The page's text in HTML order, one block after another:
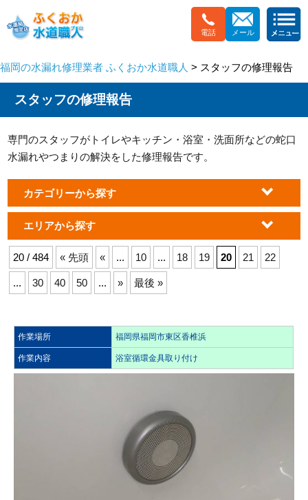
電話 メール
福岡の水漏れ修理業者 ふくおか水道職人 > スタッフの修理報告
スタッフの修理報告
専門のスタッフがトイレやキッチン・浴室・洗面所などの蛇口
水漏れやつまりの解決をした修理報告です。
カテゴリーから探す
エリアから探す
20 / 484 « 先頭 « ... 10 ... 18 19 20 21 22
... 30 40 50 ... » 最後 »
作業場所 福岡県福岡市東区香椎浜
作業内容 浴室循環金具取り付け